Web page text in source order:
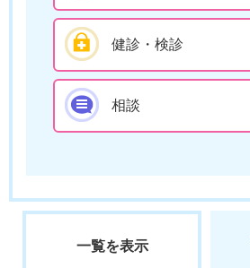
健診・検診
相談
一覧を表示